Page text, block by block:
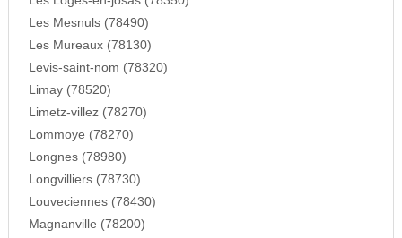
Les Mesnuls (78490)
Les Mureaux (78130)
Levis-saint-nom (78320)
Limay (78520)
Limetz-villez (78270)
Lommoye (78270)
Longnes (78980)
Longvilliers (78730)
Louveciennes (78430)
Magnanville (78200)